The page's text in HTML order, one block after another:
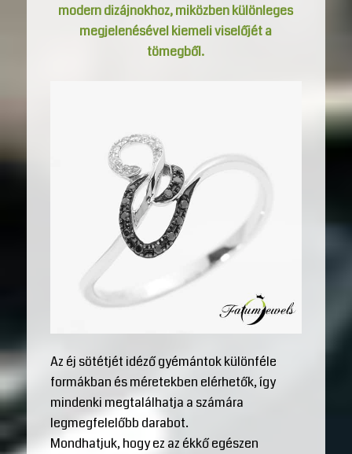
modern dizájnokhoz, miközben különleges
megjelenésével kiemeli viselőjét a
tömegből.
Az éj sötétjét idéző gyémántok különféle
formákban és méretekben elérhetők, így
mindenki megtalálhatja a számára
legmegfelelőbb darabot.
Mondhatjuk, hogy ez az ékkő egészen